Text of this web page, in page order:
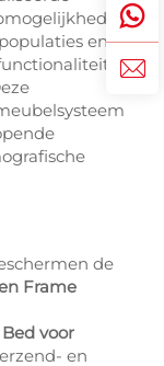
en
en
de
Frame
voor
en